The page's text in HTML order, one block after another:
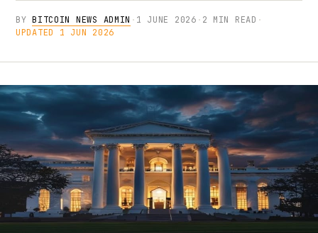
BYBITCOIN NEWS ADMIN · 1 JUNE 2026 · 2 MIN READ ·
UPDATED 1 JUN 2026